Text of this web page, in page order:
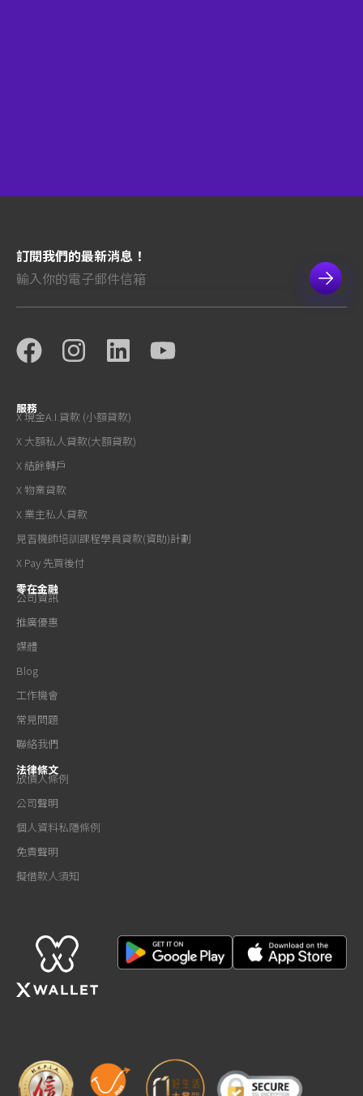
服務
X 現金A.I.貸款 (小額貸款)
X 大額私人貸款(大額貸款)
X 結餘轉戶
X 物業貸款
X 業主私人貸款
見習機師培訓課程學員貸款(資助)計劃
X Pay 先買後付
零在金融
公司資訊
推廣優惠
媒體
Blog
工作機會
常見問題
聯絡我們
法律條文
放債人條例
公司聲明
個人資料私隱條例
免責聲明
擬借款人須知
訂閱我們的最新消息！